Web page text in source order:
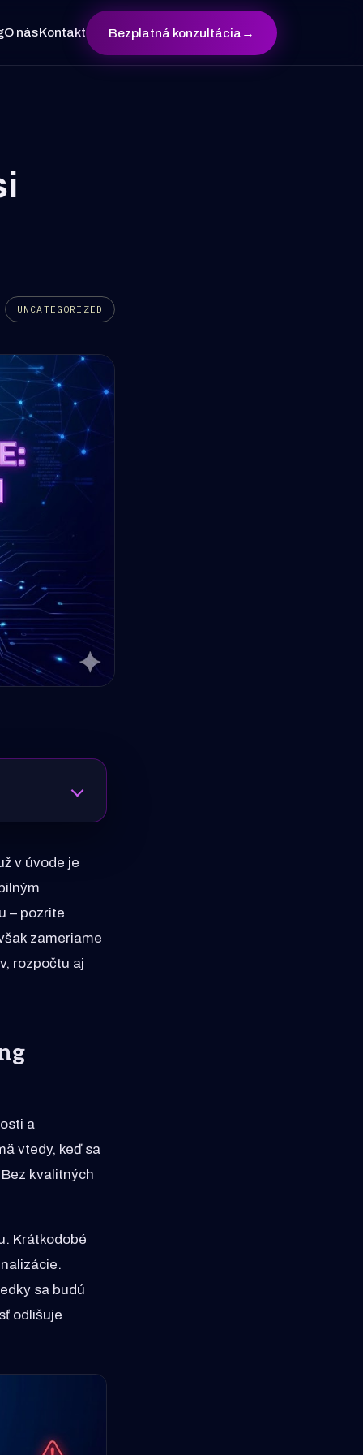
O násKontakt Bezplatná konzultácia →
UNCATEGORIZED
v úvode je
– pozrite
zameriame
rozpočtu aj
a
vtedy, keď sa
kvalitných
Krátkodobé
sa budú
odlišuje